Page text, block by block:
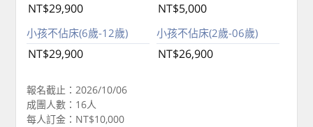
NT$29,900 NT$5,000
小孩不佔床(6歲-12歲)
NT$29,900
小孩不佔床(2歲-06歲)
NT$26,900
報名截止：2026/10/06
成團人數：16人
每人訂金：NT$10,000